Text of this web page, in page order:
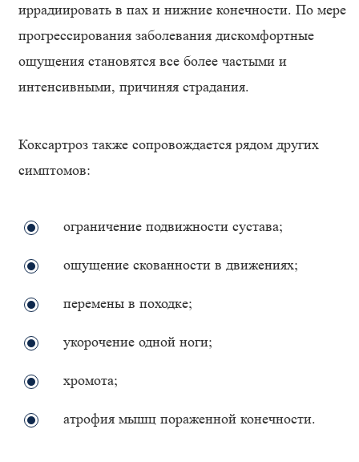
иррадиировать в пах и нижние конечности. По мере
прогрессирования заболевания дискомфортные
ощущения становятся все более частыми и
интенсивными, причиняя страдания.
Коксартроз также сопровождается рядом других
симптомов:
ограничение подвижности сустава;
ощущение скованности в движениях;
перемены в походке;
укорочение одной ноги;
хромота;
атрофия мышц пораженной конечности.